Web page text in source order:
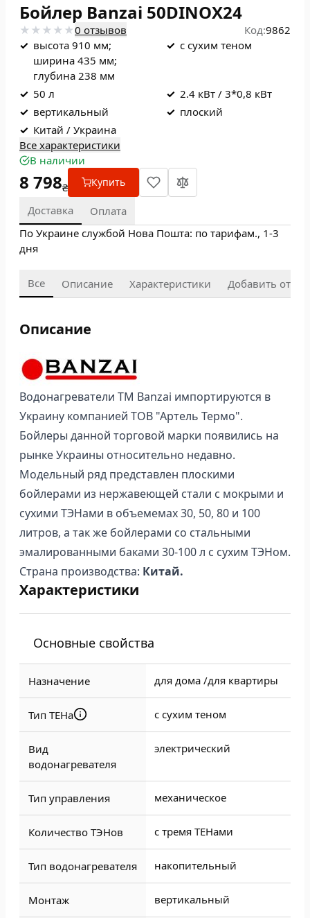
Бойлер Banzai 50DINOX24
0 отзывов Код:9862
✓ высота 910 мм;
ширина 435 мм;
глубина 238 мм
✓ с сухим теном
✓ 50 л ✓ 2.4 кВт / 3*0,8 кВт
✓ вертикальный ✓ плоский
✓ Китай / Украина
Все характеристики
В наличии
8 798₴ Купить
Доставка
Оплата
По Украине службой Нова Пошта: по тарифам., 1-3
дня
Все Описание Характеристики Добавить отзыв
Описание
Водонагреватели ТМ Banzai импортируются в
Украину компанией ТОВ "Артель Термо".
Бойлеры данной торговой марки появились на
рынке Украины относительно недавно.
Модельный ряд представлен плоскими
бойлерами из нержавеющей стали с мокрыми и
сухими ТЭНами в объемемах 30, 50, 80 и 100
литров, а так же бойлерами со стальными
эмалированными баками 30-100 л с сухим ТЭНом.
Страна производства: Китай.
Характеристики
Основные свойства
Назначение для дома /для квартиры
Тип ТЕНа с сухим теном
Вид
водонагревателя
электрический
Тип управления механическое
Количество ТЭНов с тремя ТЕНами
Тип водонагревателя накопительный
Монтаж вертикальный